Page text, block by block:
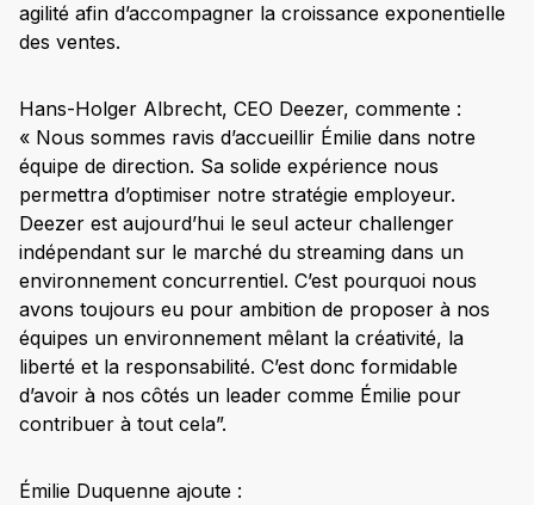
agilité afin d’accompagner la croissance exponentielle
des ventes.
Hans-Holger Albrecht, CEO Deezer, commente :
« Nous sommes ravis d’accueillir Émilie dans notre
équipe de direction. Sa solide expérience nous
permettra d’optimiser notre stratégie employeur.
Deezer est aujourd’hui le seul acteur challenger
indépendant sur le marché du streaming dans un
environnement concurrentiel. C’est pourquoi nous
avons toujours eu pour ambition de proposer à nos
équipes un environnement mêlant la créativité, la
liberté et la responsabilité. C’est donc formidable
d’avoir à nos côtés un leader comme Émilie pour
contribuer à tout cela”.
Émilie Duquenne ajoute :